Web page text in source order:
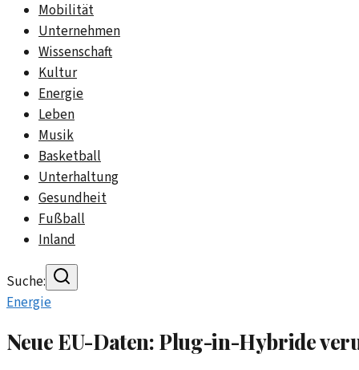
Mobilität
Unternehmen
Wissenschaft
Kultur
Energie
Leben
Musik
Basketball
Unterhaltung
Gesundheit
Fußball
Inland
Suche:
Energie
Neue EU-Daten: Plug-in-Hybride